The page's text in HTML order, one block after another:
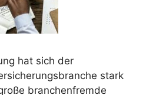
hat sich der
stark
branchenfremde